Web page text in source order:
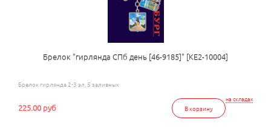
Брелок "гирлянда СПб день [46-9185]" [КЕ2-10004]
Брелок гирлянда 2-3 эл, 5 заливных
на складах
В корзину
225.00 руб